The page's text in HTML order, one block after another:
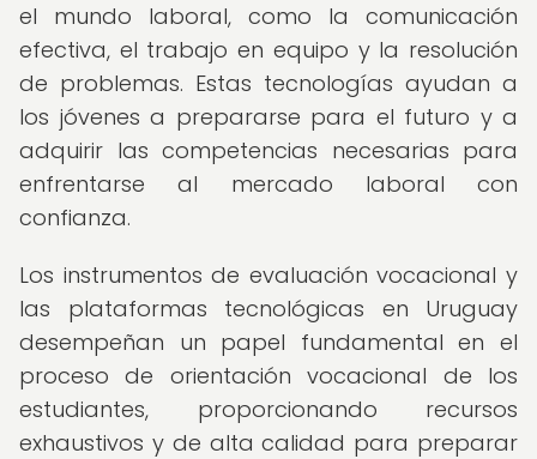
el mundo laboral, como la comunicación
efectiva, el trabajo en equipo y la resolución
de problemas. Estas tecnologías ayudan a
los jóvenes a prepararse para el futuro y a
adquirir las competencias necesarias para
enfrentarse al mercado laboral con
confianza.
Los instrumentos de evaluación vocacional y
las plataformas tecnológicas en Uruguay
desempeñan un papel fundamental en el
proceso de orientación vocacional de los
estudiantes, proporcionando recursos
exhaustivos y de alta calidad para preparar